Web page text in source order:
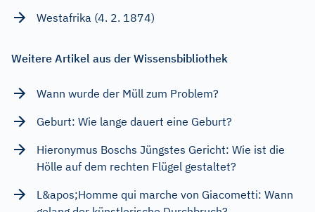
Westafrika (4. 2. 1874)
Weitere Artikel aus der Wissensbibliothek
Wann wurde der Müll zum Problem?
Geburt: Wie lange dauert eine Geburt?
Hieronymus Boschs Jüngstes Gericht: Wie ist die
Hölle auf dem rechten Flügel gestaltet?
L&apos;Homme qui marche von Giacometti: Wann